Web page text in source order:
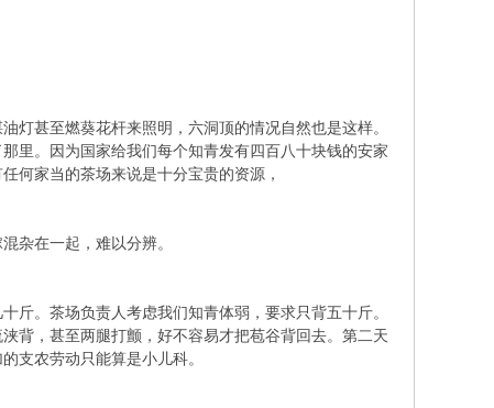
灯甚至燃葵花杆来照明，六洞顶的情况自然也是这样。
里。因为国家给我们每个知青发有四百八十块钱的安家
何家当的茶场来说是十分宝贵的资源，
杂在一起，难以分辨。
斤。茶场负责人考虑我们知青体弱，要求只背五十斤。
背，甚至两腿打颤，好不容易才把苞谷背回去。第二天
支农劳动只能算是小儿科。